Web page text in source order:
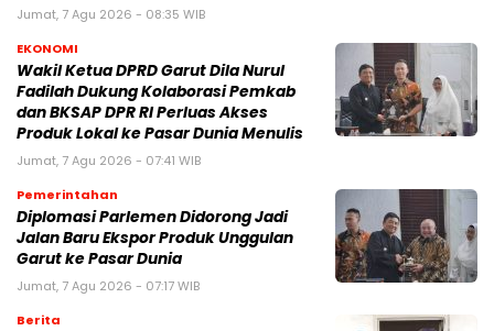
Jumat, 7 Agu 2026 - 08:35 WIB
EKONOMI
Wakil Ketua DPRD Garut Dila Nurul
Fadilah Dukung Kolaborasi Pemkab
dan BKSAP DPR RI Perluas Akses
Produk Lokal ke Pasar Dunia Menulis
Jumat, 7 Agu 2026 - 07:41 WIB
Pemerintahan
Diplomasi Parlemen Didorong Jadi
Jalan Baru Ekspor Produk Unggulan
Garut ke Pasar Dunia
Jumat, 7 Agu 2026 - 07:17 WIB
Berita